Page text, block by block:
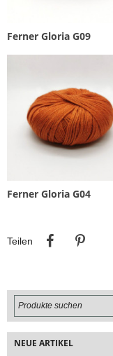
Ferner Gloria G09
Ferner Gloria G04
Teilen
Teilen
NEUE ARTIKEL